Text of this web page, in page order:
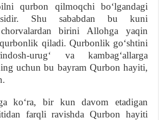
qurbon qilmoqchi boʻlgandagi
Shu sababdan bu kuni
birini Allohga yaqin
qiladi. Qurbonlik goʻshtini
urugʻ va kambagʻallarga
uchun bu bayram Qurbon hayiti,
koʻra, bir kun davom etadigan
farqli ravishda Qurbon hayiti